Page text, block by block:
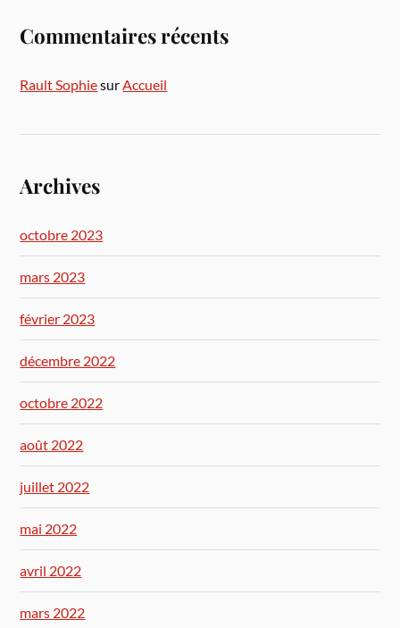
Commentaires récents
Rault SophiesurAccueil
Archives
octobre 2023
mars 2023
février 2023
décembre 2022
octobre 2022
août 2022
juillet 2022
mai 2022
avril 2022
mars 2022